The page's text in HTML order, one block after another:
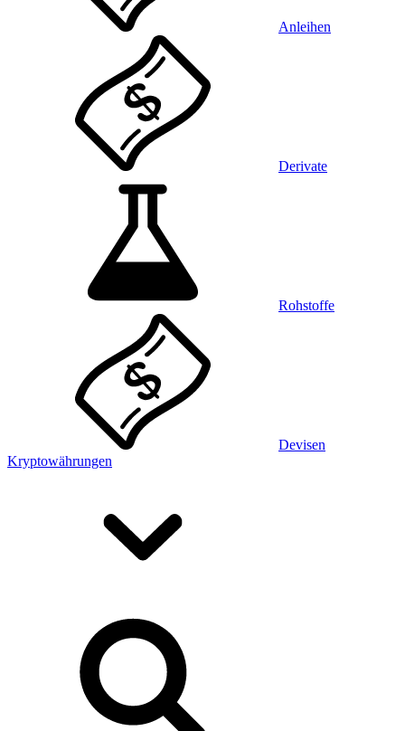
Anleihen
Derivate
Rohstoffe
Devisen
Kryptowährungen